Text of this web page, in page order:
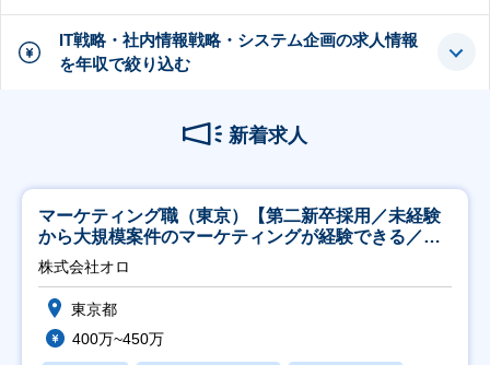
IT戦略・社内情報戦略・システム企画の求人情報
を年収で絞り込む
新着求人
マーケティング職（東京）【第二新卒採用／未経験
から大規模案件のマーケティングが経験できる／研
修充実】
株式会社オロ
東京都
400万~450万